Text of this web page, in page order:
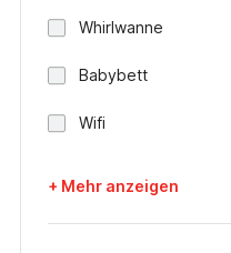
Whirlwanne
Babybett
Wifi
+ Mehr anzeigen